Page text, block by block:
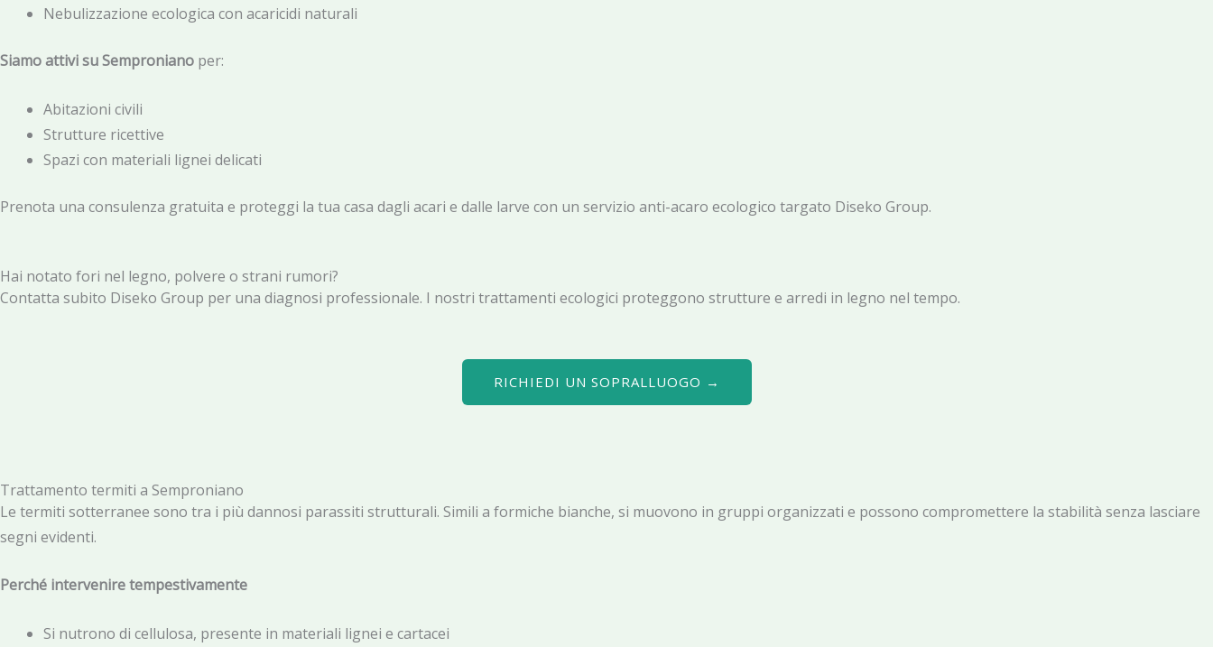
Nebulizzazione ecologica con acaricidi naturali
Siamo attivi su Semproniano per:
Abitazioni civili
Strutture ricettive
Spazi con materiali lignei delicati
Prenota una consulenza gratuita e proteggi la tua casa dagli acari e dalle larve con un servizio anti-acaro ecologico targato Diseko Group.
Hai notato fori nel legno, polvere o strani rumori?
Contatta subito Diseko Group per una diagnosi professionale. I nostri trattamenti ecologici proteggono strutture e arredi in legno nel tempo.
RICHIEDI UN SOPRALLUOGO →
Trattamento termiti a Semproniano
Le termiti sotterranee sono tra i più dannosi parassiti strutturali. Simili a formiche bianche, si muovono in gruppi organizzati e possono compromettere la stabilità senza lasciare
segni evidenti.
Perché intervenire tempestivamente
Si nutrono di cellulosa, presente in materiali lignei e cartacei